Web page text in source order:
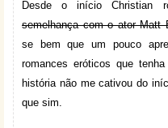
Desde o início Christian
semelhança com o ator Matt
se bem que um pouco
romances eróticos que
história não me cativou do
que sim.